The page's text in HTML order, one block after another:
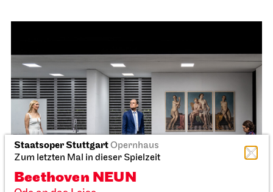
Stuttgarter BallettSchauspielhaus
Ballettabend
CREATIONS XVI – XIX
24.04.2027
19:00
So, 25.04.2027